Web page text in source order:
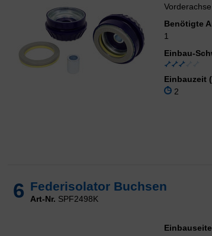
Vorderachse
Benötigte
1
Einbau-
Einbauzeit
2
6 Federisolator Buchsen
Art-Nr. SPF2498K